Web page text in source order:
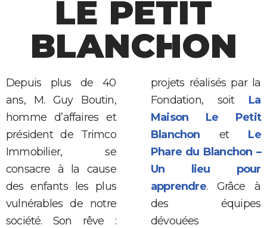
LE PETIT
BLANCHON
Depuis plus de 40
ans, M. Guy Boutin,
homme d’affaires et
président de Trimco
Immobilier, se
consacre à la cause
des enfants les plus
vulnérables de notre
société. Son rêve :
projets réalisés par la
Fondation, soit La
Maison Le Petit
Blanchon
et Le
Phare du Blanchon –
Un lieu pour
apprendre. Grâce à
des équipes
dévouées